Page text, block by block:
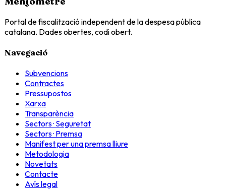
Portal de fiscalització independent de la despesa pública
catalana. Dades obertes, codi obert.
Navegació
Subvencions
Contractes
Pressupostos
Xarxa
Transparència
Sectors · Seguretat
Sectors · Premsa
Manifest per una premsa lliure
Metodologia
Novetats
Contacte
Avís legal